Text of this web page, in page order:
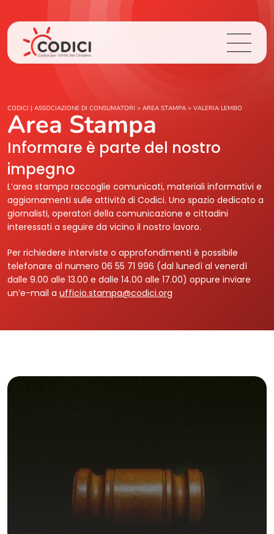
Chi Siamo
Cosa Facciamo
Area Stampa
Contatti
Login
CODICI | ASSOCIAZIONE DI CONSUMATORI > AREA STAMPA > VALERIA LEMBO
Area Stampa
Informare è parte del nostro
impegno
L’area stampa raccoglie comunicati, materiali informativi e
aggiornamenti sulle attività di Codici. Uno spazio dedicato a
giornalisti, operatori della comunicazione e cittadini
interessati a seguire da vicino il nostro lavoro.
Per richiedere interviste o approfondimenti è possibile
telefonare al numero 06 55 71 996 (dal lunedì al venerdì
dalle 9.00 alle 13.00 e dalle 14.00 alle 17.00) oppure inviare
un’e-mail a ufficio.stampa@codici.org